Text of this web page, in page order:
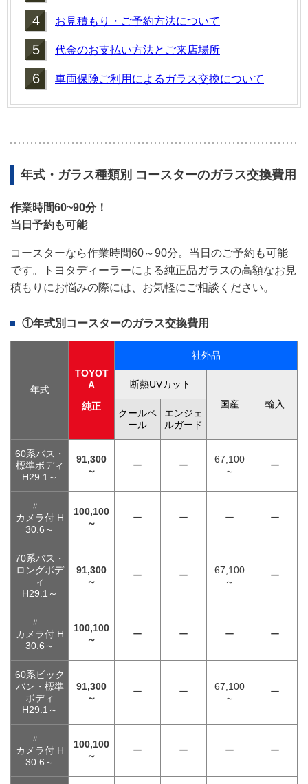
4 お見積もり・ご予約方法について
5 代金のお支払い方法とご来店場所
6 車両保険ご利用によるガラス交換について
年式・ガラス種類別 コースターのガラス交換費用
作業時間60~90分！
当日予約も可能
コースターなら作業時間60～90分。当日のご予約も可能
です。トヨタディーラーによる純正品ガラスの高額なお見
積もりにお悩みの際には、お気軽にご相談ください。
①年式別 コースターのガラス交換費用
年式
TOYOT
A
純正
社外品
断熱UVカット
国産
輸入
クールベ
ール
エンジェ
ルガード
60系バス・
標準ボディ
H29.1～
91,300
～
ー ー
67,100
～
ー
〃
カメラ付 H
30.6～
100,100
～
ー ー ー ー
70系バス・
ロングボデ
ィ
H29.1～
91,300
～
ー ー
67,100
～
ー
〃
カメラ付 H
30.6～
100,100
～
ー ー ー ー
60系ビック
バン・標準
ボディ
H29.1～
91,300
～
ー ー
67,100
～
ー
〃
カメラ付 H
30.6～
100,100
～
ー ー ー ー